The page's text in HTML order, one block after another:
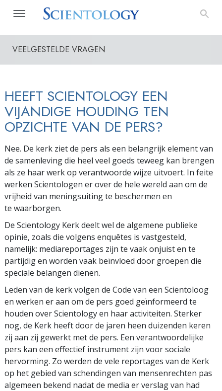
VEELGESTELDE VRAGEN
HEEFT SCIENTOLOGY EEN
VIJANDIGE HOUDING TEN
OPZICHTE VAN DE PERS?
Nee. De kerk ziet de pers als een belangrijk element van
de samenleving die heel veel goeds teweeg kan brengen
als ze haar werk op verantwoorde wijze uitvoert. In feite
werken Scientologen er over de hele wereld aan om de
vrijheid van meningsuiting te beschermen en
te waarborgen.
De Scientology Kerk deelt wel de algemene publieke
opinie, zoals die volgens enquêtes is vastgesteld,
namelijk: mediareportages zijn te vaak onjuist en te
partijdig en worden vaak beïnvloed door groepen die
speciale belangen dienen.
Leden van de kerk volgen de Code van een Scientoloog
en werken er aan om de pers goed geïnformeerd te
houden over Scientology en haar activiteiten. Sterker
nog, de Kerk heeft door de jaren heen duizenden keren
zij aan zij gewerkt met de pers. Een verantwoordelijke
pers kan een effectief instrument zijn voor sociale
hervorming. Zo werden de vele reportages van de Kerk
op het gebied van schendingen van mensenrechten pas
algemeen bekend nadat de media er verslag van had